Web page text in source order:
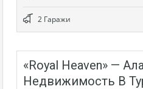
2 Гаражи
«Royal Heaven» —
Недвижимость В